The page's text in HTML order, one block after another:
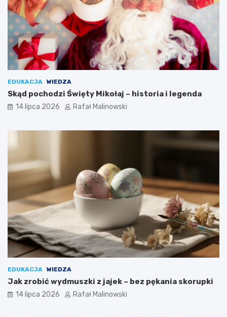
EDUKACJA WIEDZA
Skąd pochodzi Święty Mikołaj – historia i legenda
14 lipca 2026 Rafał Malinowski
EDUKACJA WIEDZA
Jak zrobić wydmuszki z jajek – bez pękania skorupki
14 lipca 2026 Rafał Malinowski